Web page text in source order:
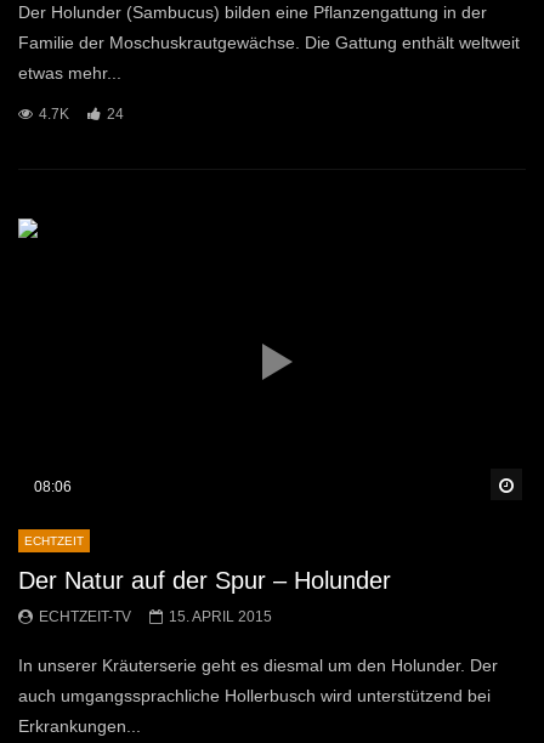
Der Holunder (Sambucus) bilden eine Pflanzengattung in der
Familie der Moschuskrautgewächse. Die Gattung enthält weltweit
etwas mehr...
4.7K 24
08:06
ECHTZEIT
Der Natur auf der Spur – Holunder
ECHTZEIT-TV 15. APRIL 2015
In unserer Kräuterserie geht es diesmal um den Holunder. Der
auch umgangssprachliche Hollerbusch wird unterstützend bei
Erkrankungen...